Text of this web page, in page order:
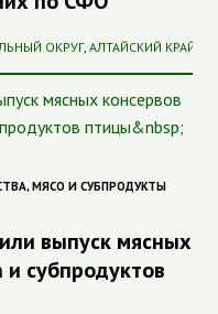
ОКРУГ, АЛТАЙСКИЙ КРАЙ
, МЯСО И СУБПРОДУКТЫ
выпуск мясных
субпродуктов